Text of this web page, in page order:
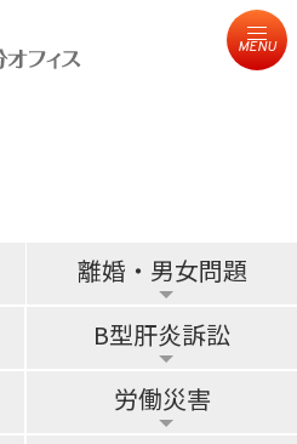
MENU
離婚・男女問題
B型肝炎訴訟
労働災害